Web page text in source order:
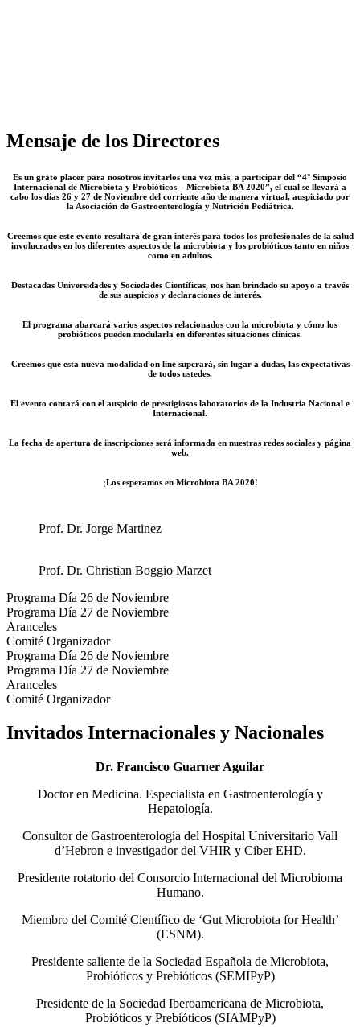
Mensaje de los Directores
Es un grato placer para nosotros invitarlos una vez más, a participar del “4° Simposio
Internacional de Microbiota y Probióticos – Microbiota BA 2020”, el cual se llevará a
cabo los días 26 y 27 de Noviembre del corriente año de manera virtual, auspiciado por
la Asociación de Gastroenterología y Nutrición Pediátrica.
Creemos que este evento resultará de gran interés para todos los profesionales de la salud
involucrados en los diferentes aspectos de la microbiota y los probióticos tanto en niños
como en adultos.
Destacadas Universidades y Sociedades Científicas, nos han brindado su apoyo a través
de sus auspicios y declaraciones de interés.
El programa abarcará varios aspectos relacionados con la microbiota y cómo los
probióticos pueden modularla en diferentes situaciones clínicas.
Creemos que esta nueva modalidad on line superará, sin lugar a dudas, las expectativas
de todos ustedes.
El evento contará con el auspicio de prestigiosos laboratorios de la Industria Nacional e
Internacional.
La fecha de apertura de inscripciones será informada en nuestras redes sociales y página
web.
¡Los esperamos en Microbiota BA 2020!
Prof. Dr. Jorge Martinez
Prof. Dr. Christian Boggio Marzet
Programa Día 26 de Noviembre
Programa Día 27 de Noviembre
Aranceles
Comité Organizador
Programa Día 26 de Noviembre
Programa Día 27 de Noviembre
Aranceles
Comité Organizador
Invitados Internacionales y Nacionales
Dr. Francisco Guarner Aguilar
Doctor en Medicina. Especialista en Gastroenterología y
Hepatología.
Consultor de Gastroenterología del Hospital Universitario Vall
d’Hebron e investigador del VHIR y Ciber EHD.
Presidente rotatorio del Consorcio Internacional del Microbioma
Humano.
Miembro del Comité Científico de ‘Gut Microbiota for Health’
(ESNM).
Presidente saliente de la Sociedad Española de Microbiota,
Probióticos y Prebióticos (SEMIPyP)
Presidente de la Sociedad Iberoamericana de Microbiota,
Probióticos y Prebióticos (SIAMPyP)